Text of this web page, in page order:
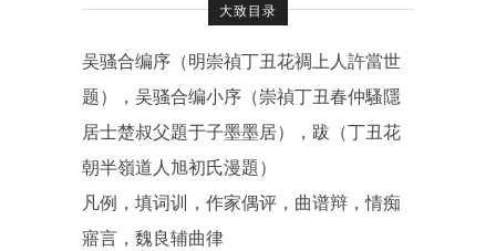
大致目录
吴骚合编序（明崇禎丁丑花禂上人許當世
题），吴骚合编小序（崇禎丁丑春仲騷隱
居士楚叔父題于子墨墨居），跋（丁丑花
朝半嶺道人旭初氏漫題）
凡例，填词训，作家偶评，曲谱辩，情痴
寤言，魏良辅曲律